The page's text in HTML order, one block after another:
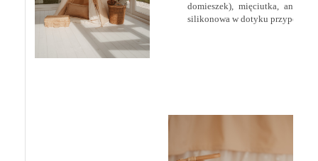
domieszek), mięciutka,
silikonowa w dotyku